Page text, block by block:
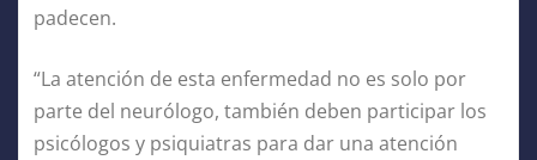
padecen.
“La atención de esta enfermedad no es solo por
parte del neurólogo, también deben participar los
psicólogos y psiquiatras para dar una atención